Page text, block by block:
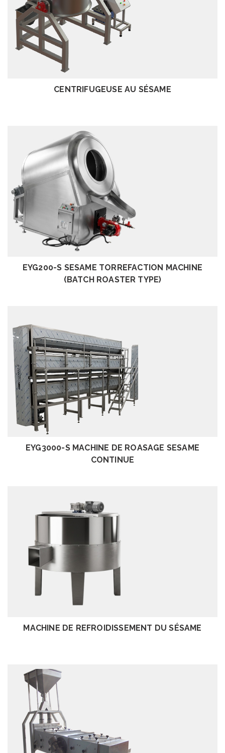
CENTRIFUGEUSE AU SÉSAME
EXAMEN
EYG200-S SESAME TORREFACTION MACHINE
(BATCH ROASTER TYPE)
EXAMEN
EYG3000-S MACHINE DE ROASAGE SESAME
CONTINUE
EXAMEN
MACHINE DE REFROIDISSEMENT DU SÉSAME